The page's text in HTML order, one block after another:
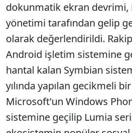
dokunmatik ekran devrimi,
yönetimi tarafından gelip
olarak değerlendirildi.
Android işletim sistemine
hantal kalan Symbian
yılında yapılan gecikmeli
Microsoft'un Windows
sistemine geçilip Lumia